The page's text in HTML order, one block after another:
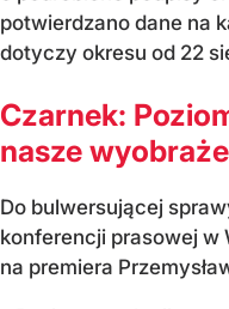
potwierdzano dane na
dotyczy okresu od 22
Czarnek:
nasze
Do bulwersującej
konferencji prasowej w
na premiera